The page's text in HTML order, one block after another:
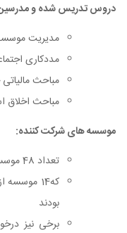
دروس تدریس شده و
مدیریت
مددکاری
مباحث
مباحث اخلاق
موسسه های شرکت کننده:
تعداد 48 موسسه خیریه دراین دوره آموزشی شرکت داشتند
که14
بودند
برخی نیز